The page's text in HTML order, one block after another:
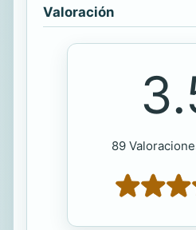
Valoración
89